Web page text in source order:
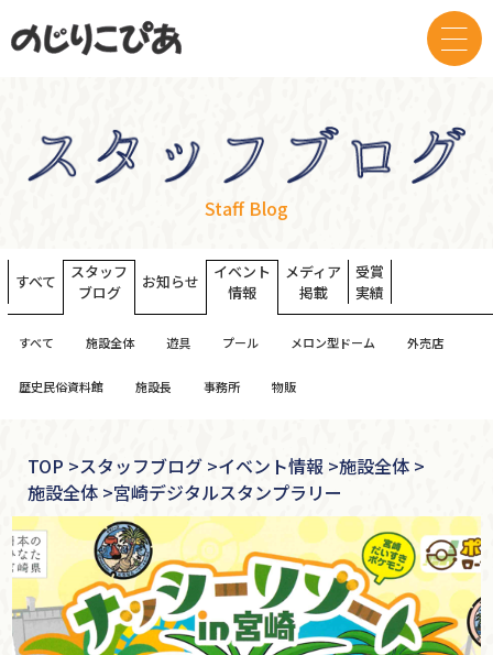
Staff Blog
すべて
スタッフ
ブログ
お知らせ
イベント
情報
メディア
掲載
受賞
実績
すべて 施設全体 遊具 プール メロン型ドーム 外売店
歴史民俗資料館 施設長 事務所 物販
TOP >スタッフブログ >イベント情報 >施設全体 >
施設全体 >宮崎デジタルスタンプラリー